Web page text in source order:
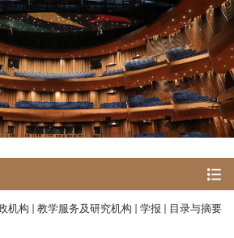
机构 教学服务及研究机构 学报 目录与摘要